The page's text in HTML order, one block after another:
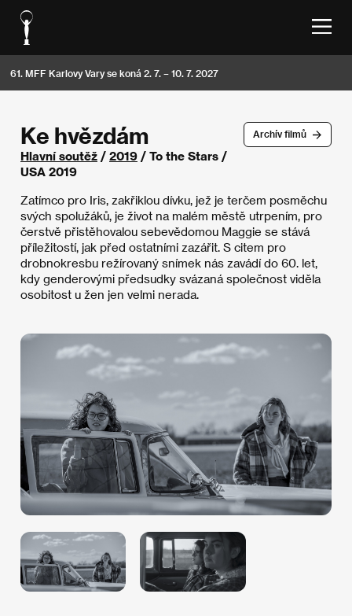
61. MFF Karlovy Vary se koná 2. 7. – 10. 7. 2027
Archív filmů
Ke hvězdám
Hlavní soutěž / 2019 / To the Stars /
USA 2019
Zatímco pro Iris, zakřiklou dívku, jež je terčem posměchu
svých spolužáků, je život na malém městě utrpením, pro
čerstvě přistěhovalou sebevědomou Maggie se stává
příležitostí, jak před ostatními zazářit. S citem pro
drobnokresbu režírovaný snímek nás zavádí do 60. let,
kdy genderovými předsudky svázaná společnost viděla
osobitost u žen jen velmi nerada.